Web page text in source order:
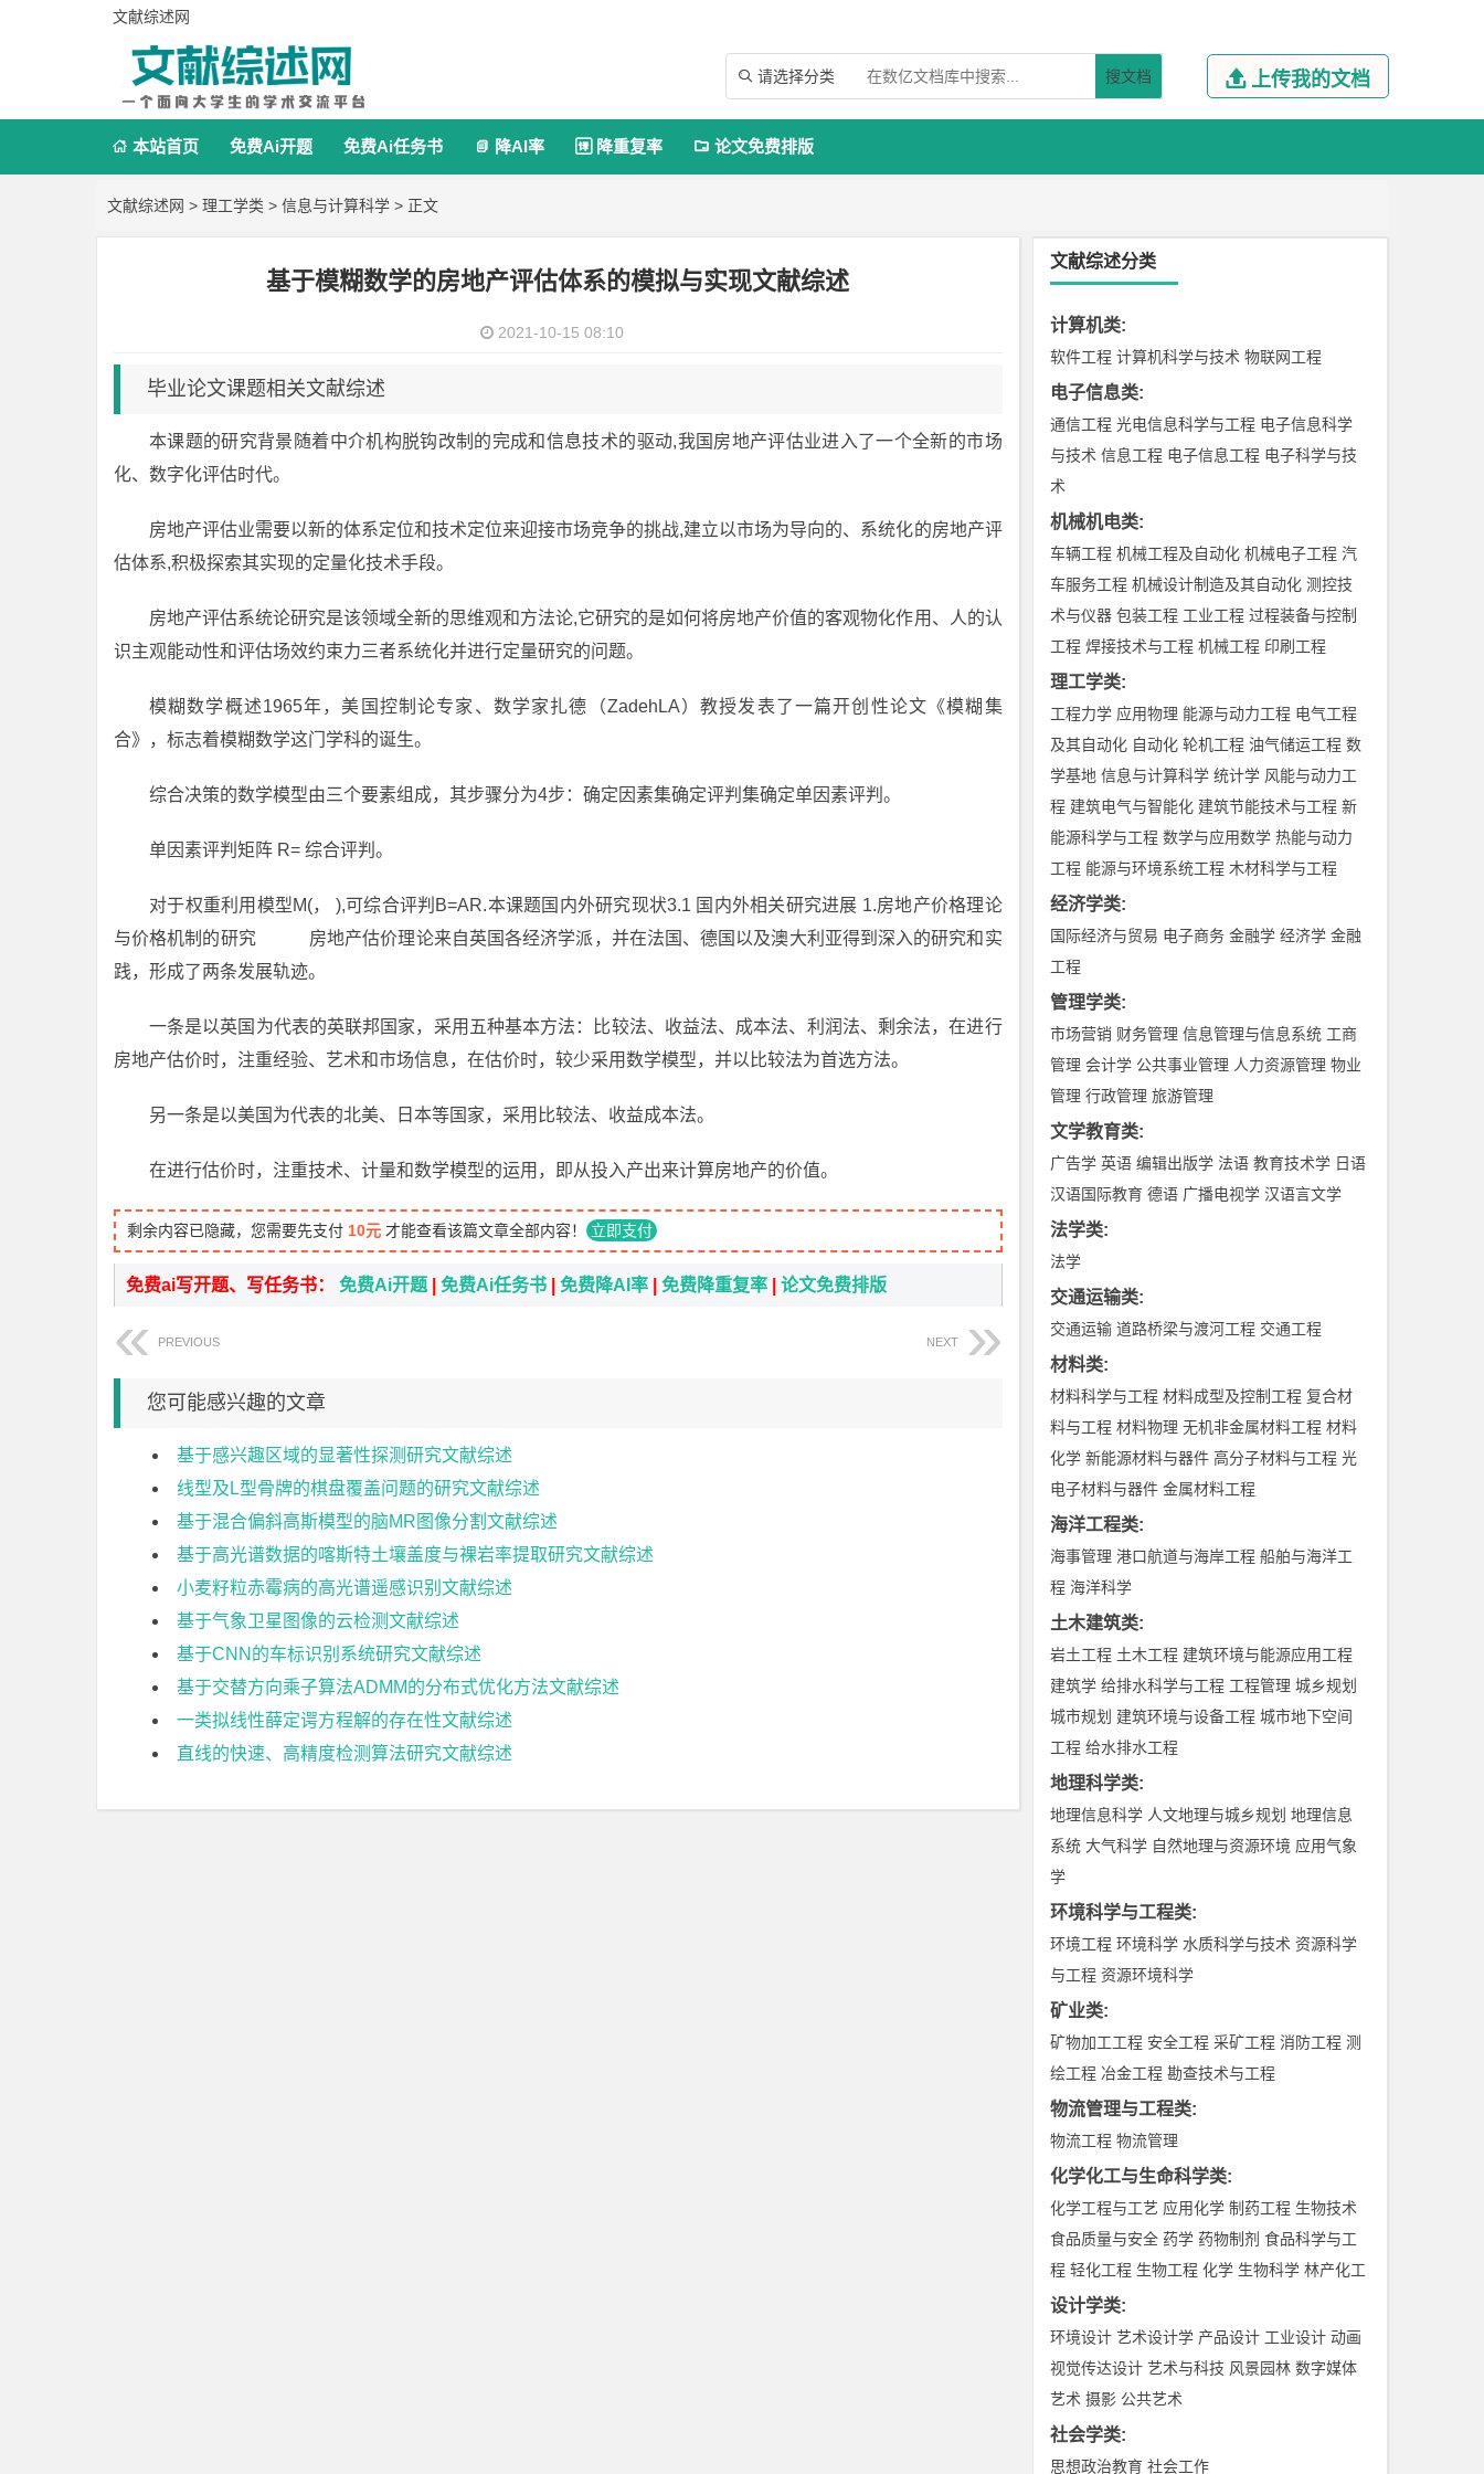
文献综述网
 请选择分类 搜文档  上传我的文档
 本站首页 免费Ai开题 免费Ai任务书  降AI率  降重复率  论文免费排版
文献综述网 > 理工学类 > 信息与计算科学 > 正文
基于模糊数学的房地产评估体系的模拟与实现文献综述
2021-10-15 08:10
毕业论文课题相关文献综述
本课题的研究背景随着中介机构脱钩改制的完成和信息技术的驱动,我国房地产评估业进入了一个全新的市场
化、数字化评估时代。
房地产评估业需要以新的体系定位和技术定位来迎接市场竞争的挑战,建立以市场为导向的、系统化的房地产评
估体系,积极探索其实现的定量化技术手段。
房地产评估系统论研究是该领域全新的思维观和方法论,它研究的是如何将房地产价值的客观物化作用、人的认
识主观能动性和评估场效约束力三者系统化并进行定量研究的问题。
模糊数学概述1965年，美国控制论专家、数学家扎德（ZadehLA）教授发表了一篇开创性论文《模糊集
合》，标志着模糊数学这门学科的诞生。
综合决策的数学模型由三个要素组成，其步骤分为4步：确定因素集确定评判集确定单因素评判。
单因素评判矩阵 R= 综合评判。
对于权重利用模型M(， ),可综合评判B=AR.本课题国内外研究现状3.1 国内外相关研究进展 1.房地产价格理论
与价格机制的研究 房地产估价理论来自英国各经济学派，并在法国、德国以及澳大利亚得到深入的研究和实
践，形成了两条发展轨迹。
一条是以英国为代表的英联邦国家，采用五种基本方法：比较法、收益法、成本法、利润法、剩余法，在进行
房地产估价时，注重经验、艺术和市场信息，在估价时，较少采用数学模型，并以比较法为首选方法。
另一条是以美国为代表的北美、日本等国家，采用比较法、收益成本法。
在进行估价时，注重技术、计量和数学模型的运用，即从投入产出来计算房地产的价值。
剩余内容已隐藏，您需要先支付 10元 才能查看该篇文章全部内容！ 立即支付
免费ai写开题、写任务书： 免费Ai开题 免费Ai任务书 免费降AI率 免费降重复率 论文免费排版
PREVIOUS NEXT
您可能感兴趣的文章
基于感兴趣区域的显著性探测研究文献综述
线型及L型骨牌的棋盘覆盖问题的研究文献综述
基于混合偏斜高斯模型的脑MR图像分割文献综述
基于高光谱数据的喀斯特土壤盖度与裸岩率提取研究文献综述
小麦籽粒赤霉病的高光谱遥感识别文献综述
基于气象卫星图像的云检测文献综述
基于CNN的车标识别系统研究文献综述
基于交替方向乘子算法ADMM的分布式优化方法文献综述
一类拟线性薛定谔方程解的存在性文献综述
直线的快速、高精度检测算法研究文献综述
文献综述分类
计算机类:
软件工程 计算机科学与技术 物联网工程
电子信息类:
通信工程 光电信息科学与工程 电子信息科学
与技术 信息工程 电子信息工程 电子科学与技
术
机械机电类:
车辆工程 机械工程及自动化 机械电子工程 汽
车服务工程 机械设计制造及其自动化 测控技
术与仪器 包装工程 工业工程 过程装备与控制
工程 焊接技术与工程 机械工程 印刷工程
理工学类:
工程力学 应用物理 能源与动力工程 电气工程
及其自动化 自动化 轮机工程 油气储运工程 数
学基地 信息与计算科学 统计学 风能与动力工
程 建筑电气与智能化 建筑节能技术与工程 新
能源科学与工程 数学与应用数学 热能与动力
工程 能源与环境系统工程 木材科学与工程
经济学类:
国际经济与贸易 电子商务 金融学 经济学 金融
工程
管理学类:
市场营销 财务管理 信息管理与信息系统 工商
管理 会计学 公共事业管理 人力资源管理 物业
管理 行政管理 旅游管理
文学教育类:
广告学 英语 编辑出版学 法语 教育技术学 日语
汉语国际教育 德语 广播电视学 汉语言文学
法学类:
法学
交通运输类:
交通运输 道路桥梁与渡河工程 交通工程
材料类:
材料科学与工程 材料成型及控制工程 复合材
料与工程 材料物理 无机非金属材料工程 材料
化学 新能源材料与器件 高分子材料与工程 光
电子材料与器件 金属材料工程
海洋工程类:
海事管理 港口航道与海岸工程 船舶与海洋工
程 海洋科学
土木建筑类:
岩土工程 土木工程 建筑环境与能源应用工程
建筑学 给排水科学与工程 工程管理 城乡规划
城市规划 建筑环境与设备工程 城市地下空间
工程 给水排水工程
地理科学类:
地理信息科学 人文地理与城乡规划 地理信息
系统 大气科学 自然地理与资源环境 应用气象
学
环境科学与工程类:
环境工程 环境科学 水质科学与技术 资源科学
与工程 资源环境科学
矿业类:
矿物加工工程 安全工程 采矿工程 消防工程 测
绘工程 冶金工程 勘查技术与工程
物流管理与工程类:
物流工程 物流管理
化学化工与生命科学类:
化学工程与工艺 应用化学 制药工程 生物技术
食品质量与安全 药学 药物制剂 食品科学与工
程 轻化工程 生物工程 化学 生物科学 林产化工
设计学类:
环境设计 艺术设计学 产品设计 工业设计 动画
视觉传达设计 艺术与科技 风景园林 数字媒体
艺术 摄影 公共艺术
社会学类:
思想政治教育 社会工作